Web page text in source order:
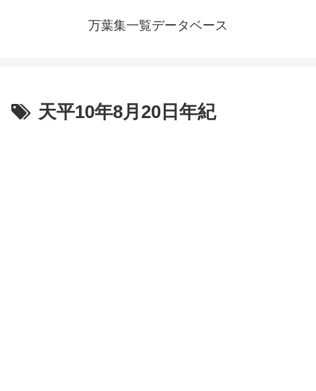
万葉集一覧データベース
天平10年8月20日年紀